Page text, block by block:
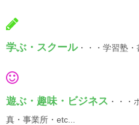
学ぶ・スクール・・・学習塾
遊ぶ・趣味・ビジネス ・・・
真・事業所・etc...